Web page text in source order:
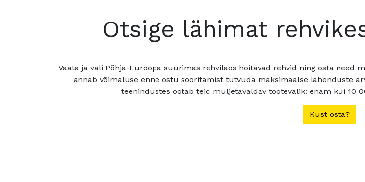
Otsige lähimat
Vaata ja vali Põhja-Euroopa suurimas rehvilaos hoitavad rehvid ning osta need
annab võimaluse enne ostu sooritamist tutvuda maksimaalse lahenduste
teenindustes ootab teid muljetavaldav tootevalik: enam kui 10
Kust osta?